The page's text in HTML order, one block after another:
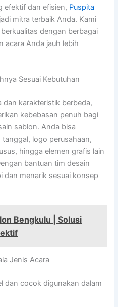
efektif dan efisien, Puspita
mitra terbaik Anda. Kami
dengan berbagai
acara Anda jauh lebih
Sesuai Kebutuhan
dan karakteristik berbeda,
kebebasan penuh bagi
sablon. Anda bisa
logo perusahaan,
hingga elemen grafis lain
bantuan tim desain
dan menarik sesuai konsep
Bengkulu | Solusi
Jenis Acara
dan cocok digunakan dalam